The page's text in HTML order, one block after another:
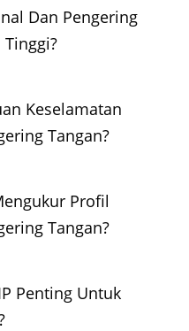
Dan Pengering
Keselamatan
Tangan?
Profil
Tangan?
Penting Untuk